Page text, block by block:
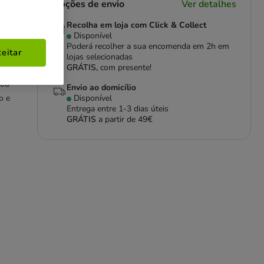
e
Opções de envio Ver detalhes
Recolha em loja com Click & Collect
Disponível
Poderá recolher a sua encomenda em 2h em
lojas selecionadas
GRÁTIS,com presente!
Envio ao domicílio
Disponível
Entrega entre 1-3 dias úteis
GRÁTIS a partir de 49€